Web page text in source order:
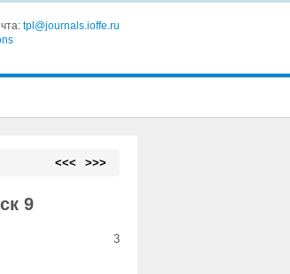
tpl@journals.ioffe.ru
<<< >>>
9
3